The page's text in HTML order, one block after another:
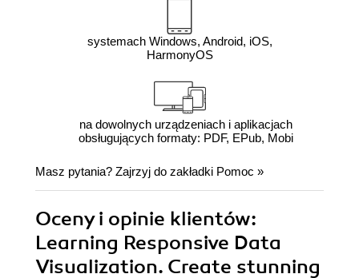
systemach Windows, Android, iOS,
HarmonyOS
na dowolnych urządzeniach i aplikacjach
obsługujących formaty: PDF, EPub, Mobi
Masz pytania? Zajrzyj do zakładki Pomoc »
Oceny i opinie klientów:
Learning Responsive Data
Visualization. Create stunning